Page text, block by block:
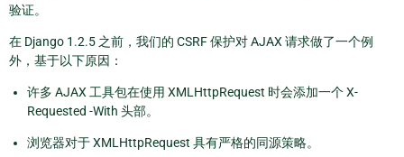
验证。
在 Django 1.2.5 之前，我们的 CSRF 保护对 AJAX 请求做了一个例
外，基于以下原因：
许多 AJAX 工具包在使用 XMLHttpRequest 时会添加一个 X-
Requested -With 头部。
浏览器对于 XMLHttpRequest 具有严格的同源策略。